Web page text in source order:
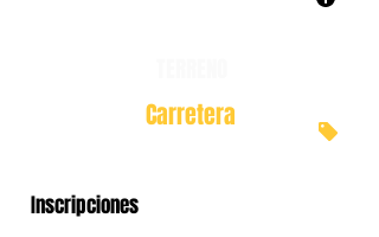
Carretera
Inscripciones